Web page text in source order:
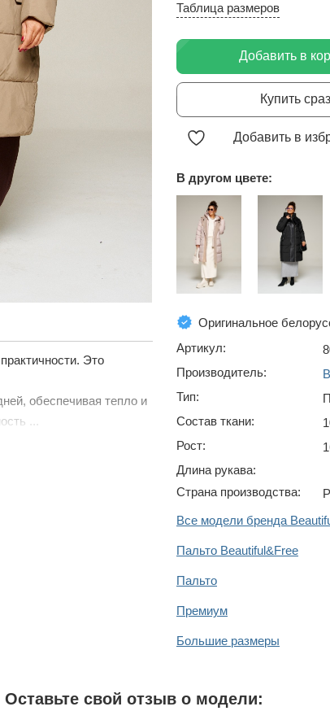
Это
обеспечивая тепло и
...
Таблица размеров
Добавить в
Купить
Добавить в
В другом цвете:
Оригинальное
Артикул:
Производитель:
Тип:
Состав ткани:
Рост:
Длина рукава:
Страна производства:
Все модели бренда
Пальто Beautiful&Free
Пальто
Премиум
Большие размеры
Оставьте свой отзыв о модели: